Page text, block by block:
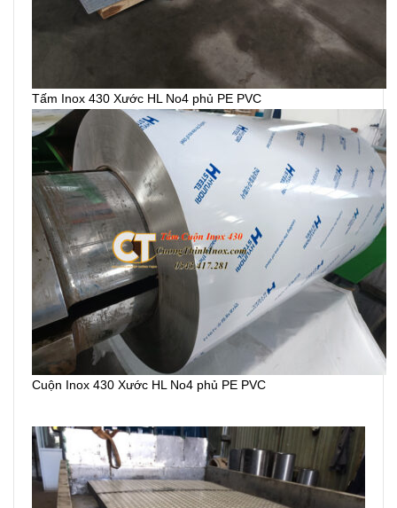
Tấm Inox 430 Xước HL No4 phủ PE PVC
Cuộn Inox 430 Xước HL No4 phủ PE PVC